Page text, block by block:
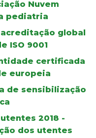
Nuvem
pediatria
global
ISO 9001
certificada
europeia
de sensibilização
2018 -
dos utentes